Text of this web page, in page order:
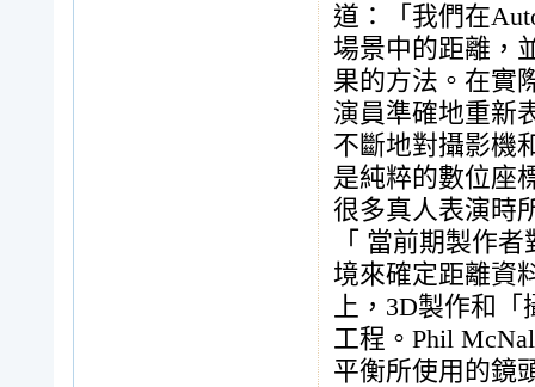
道：「我們在
場景中的距離，
果的方法。在實
演員準確地重新
不斷地對攝影機
是純粹的數位座
很多真人表演時
「 當前期製作
境來確定距離資
上，3D製作和
工程。Phil
平衡所使用的鏡